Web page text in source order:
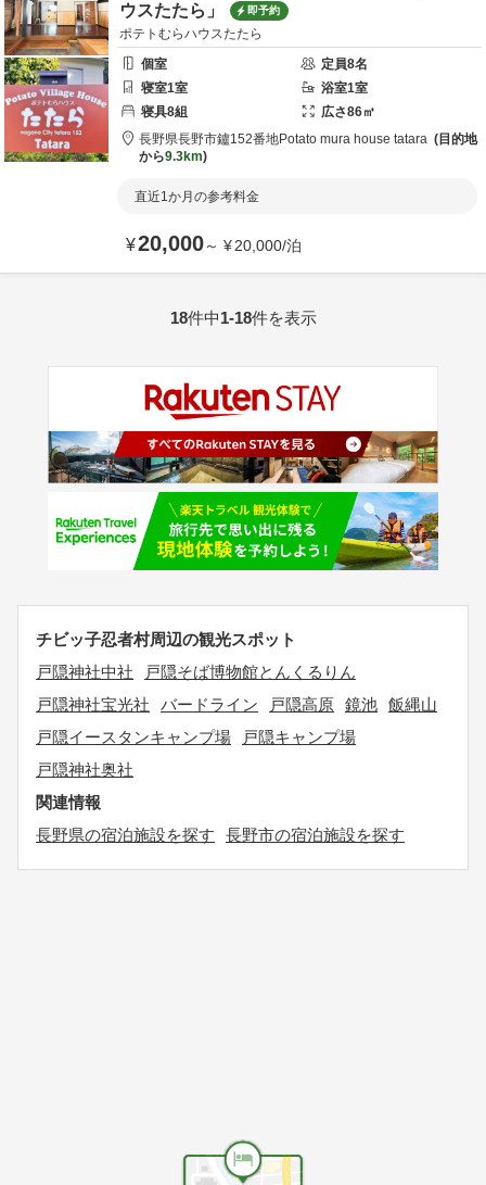
ウスたたら」
即予約
ポテトむらハウスたたら
個室
定員8名
寝室1室 浴室1室
寝具8組 広さ86㎡
長野県長野市鑪152番地Potato mura house tatara
目的地
から9.3km
直近1か月の参考料金
¥20,000～ ¥20,000/泊
18件中1-18件を表示
チビッ子忍者村周辺の観光スポット
戸隠神社中社
戸隠そば博物館とんくるりん
戸隠神社宝光社
バードライン 戸隠高原 鏡池 飯縄山
戸隠イースタンキャンプ場
戸隠キャンプ場
戸隠神社奥社
関連情報
長野県の宿泊施設を探す
長野市の宿泊施設を探す